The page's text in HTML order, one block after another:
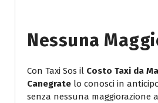
Nessuna
Con Taxi Sos il Costo Taxi da
Canegrate lo conosci in
senza nessuna maggiorazione